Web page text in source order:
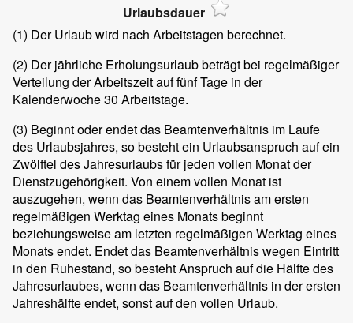
Urlaubsdauer
(1) Der Urlaub wird nach Arbeitstagen berechnet.
(2) Der jährliche Erholungsurlaub beträgt bei regelmäßiger
Verteilung der Arbeitszeit auf fünf Tage in der
Kalenderwoche 30 Arbeitstage.
(3) Beginnt oder endet das Beamtenverhältnis im Laufe
des Urlaubsjahres, so besteht ein Urlaubsanspruch auf ein
Zwölftel des Jahresurlaubs für jeden vollen Monat der
Dienstzugehörigkeit. Von einem vollen Monat ist
auszugehen, wenn das Beamtenverhältnis am ersten
regelmäßigen Werktag eines Monats beginnt
beziehungsweise am letzten regelmäßigen Werktag eines
Monats endet. Endet das Beamtenverhältnis wegen Eintritt
in den Ruhestand, so besteht Anspruch auf die Hälfte des
Jahresurlaubes, wenn das Beamtenverhältnis in der ersten
Jahreshälfte endet, sonst auf den vollen Urlaub.